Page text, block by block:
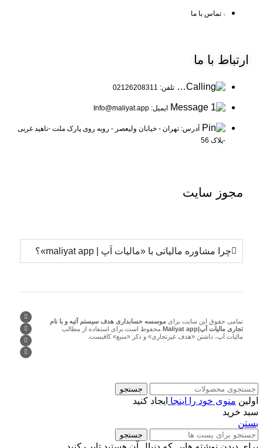
تماس با ما
ارتباط با ما
تلفن: 02126208311
ایمیل: Info@maliyat.app
آدرس: تهران - خیابان ولیعصر - روبه روی پارک ملت -ناهید غربی
-پلاک 56
مجوز سایت
چرا مشاوره مالیاتی با «مالیات اَپ | maliyat app»؟
تمامی حقوق این سایت برای موسسه حسابداری هدف سیستم آتیه و با نام
تجاری مالیات اَپ|Maliyat app
محفوظ است.برای استفاده از مطالب
مالیات اَپ، داشتن «هدف غیرتجاری» و ذکر «منبع» کافیست.
جستجو
اولین منوی خود را اینجا ایجاد کنید
سبد خرید
بستن
جستجو